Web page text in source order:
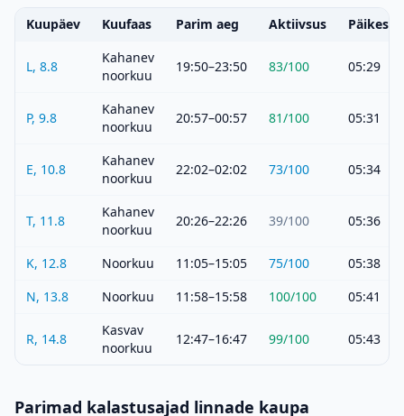
Kuupäev Kuufaas Parim aeg Aktiivsus
L, 8.8
Kahanev
noorkuu
19:50–23:50 83/100 05:29
P, 9.8
Kahanev
noorkuu
20:57–00:57 81/100 05:31
E, 10.8
Kahanev
noorkuu
22:02–02:02 73/100 05:34
T, 11.8
Kahanev
noorkuu
20:26–22:26 39/100 05:36
K, 12.8 Noorkuu 11:05–15:05 75/100
05:38
N, 13.8
Noorkuu 11:58–15:58 100/100 05:41
R, 14.8
Kasvav
noorkuu
12:47–16:47 99/100 05:43
Parimad kalastusajad linnade kaupa